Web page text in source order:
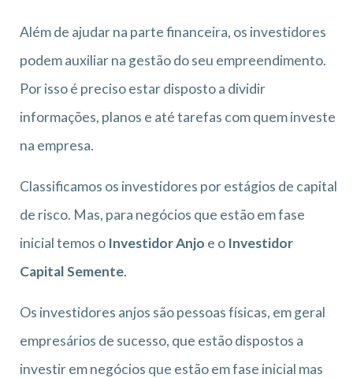
Além de ajudar na parte financeira, os investidores
podem auxiliar na gestão do seu empreendimento.
Por isso é preciso estar disposto a dividir
informações, planos e até tarefas com quem investe
na empresa.
Classificamos os investidores por estágios de capital
de risco. Mas, para negócios que estão em fase
inicial temos o Investidor Anjo e o Investidor
Capital Semente.
Os investidores anjos são pessoas físicas, em geral
empresários de sucesso, que estão dispostos a
investir em negócios que estão em fase inicial mas